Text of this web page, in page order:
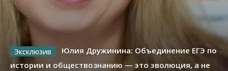
Юлия Дружинина: Объединение ЕГЭ по
истории и обществознанию — это эволюция, а не